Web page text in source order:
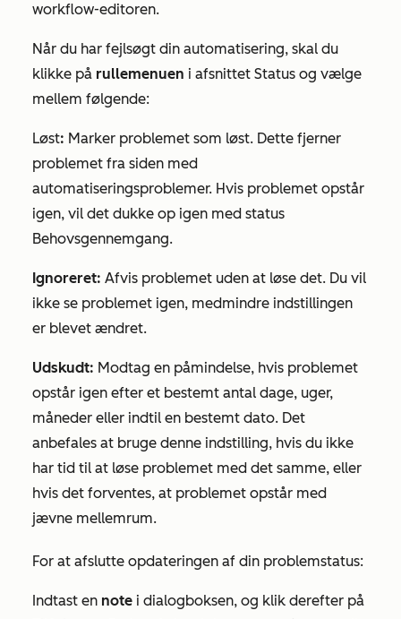
workflow-editoren.
Når du har fejlsøgt din automatisering, skal du
klikke på rullemenuen i afsnittet Status og vælge
mellem følgende:
Løst: Marker problemet som løst. Dette fjerner
problemet fra siden med
automatiseringsproblemer. Hvis problemet opstår
igen, vil det dukke op igen med status
Behovsgennemgang.
Ignoreret: Afvis problemet uden at løse det. Du vil
ikke se problemet igen, medmindre indstillingen
er blevet ændret.
Udskudt: Modtag en påmindelse, hvis problemet
opstår igen efter et bestemt antal dage, uger,
måneder eller indtil en bestemt dato. Det
anbefales at bruge denne indstilling, hvis du ikke
har tid til at løse problemet med det samme, eller
hvis det forventes, at problemet opstår med
jævne mellemrum.
For at afslutte opdateringen af din problemstatus:
Indtast en note i dialogboksen, og klik derefter på